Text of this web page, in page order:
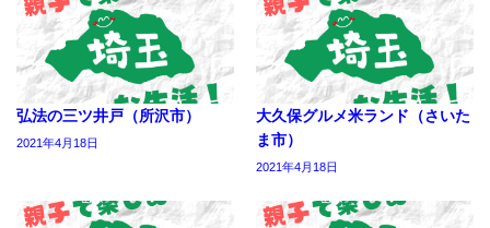
弘法の三ツ井戸（所沢市）
2021年4月18日
大久保グルメ米ランド（さいた
ま市）
2021年4月18日